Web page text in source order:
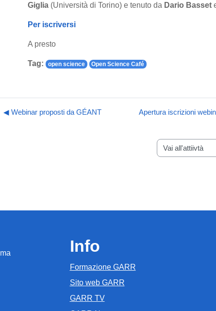
Giglia (Università di Torino) e tenuto da Dario Basset
Per iscriversi
A presto
Tag: open science Open Science Café
◀︎ Webinar proposti da GÉANT Apertura iscrizioni
Vai all'attiivtà
Info
Formazione GARR
Sito web GARR
GARR TV